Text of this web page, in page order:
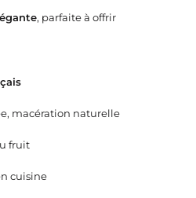
, parfaite à offrir
macération naturelle
fruit
cuisine